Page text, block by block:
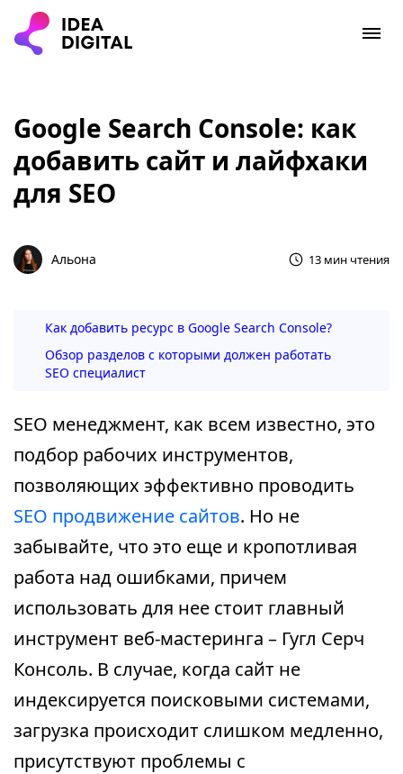
Google Search Console: как
добавить сайт и лайфхаки
для SEO
Альона 13 мин чтения
Как добавить ресурс в Google Search Console?
Обзор разделов с которыми должен работать
SEO специалист
SEO менеджмент, как всем известно, это
подбор рабочих инструментов,
позволяющих эффективно проводить
SEO продвижение сайтов. Но не
забывайте, что это еще и кропотливая
работа над ошибками, причем
использовать для нее стоит главный
инструмент веб-мастеринга – Гугл Серч
Консоль. В случае, когда сайт не
индексируется поисковыми системами,
загрузка происходит слишком медленно,
присутствуют проблемы с